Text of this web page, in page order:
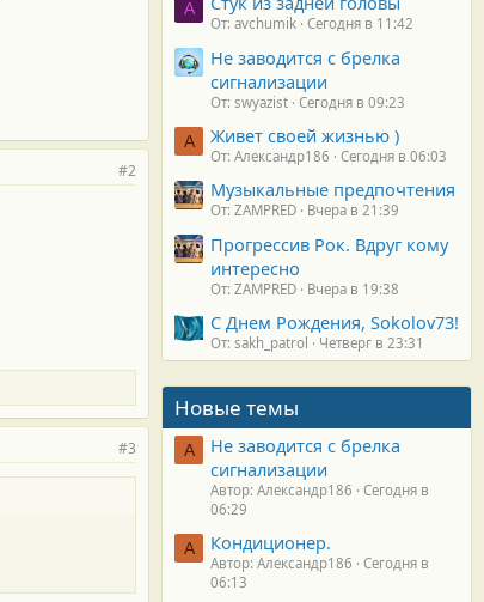
#2
#3
A
От: avchumik Сегодня в 11:42
Не заводится с брелка
сигнализации
От: swyazist Сегодня в 09:23
А Живет своей жизнью )
От: Александр186 Сегодня в 06:03
Музыкальные предпочтения
От: ZAMPRED Вчера в 21:39
Прогрессив Рок. Вдруг кому
интересно
От: ZAMPRED Вчера в 19:38
С Днем Рождения, Sokolov73!
От: sakh_patrol Четверг в 23:31
Новые темы
А
Не заводится с брелка
сигнализации
Автор: Александр186
Сегодня в
06:29
А Кондиционер.
Автор: Александр186
Сегодня в
06:13